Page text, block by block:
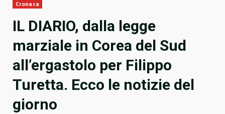
Cronaca
IL DIARIO, dalla legge
marziale in Corea del Sud
all’ergastolo per Filippo
Turetta. Ecco le notizie del
giorno